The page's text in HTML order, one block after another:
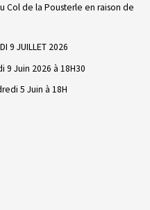
Col de la Pousterle en raison de
9 JUILLET 2026
9 Juin 2026 à 18H30
5 Juin à 18H